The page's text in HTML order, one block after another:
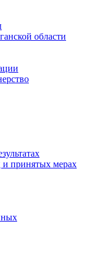
области
и принятых мерах